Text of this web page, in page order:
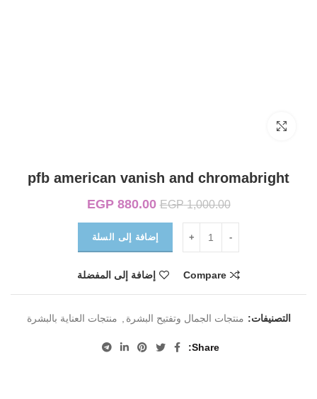
pfb american vanish and chromabright
EGP1,000.00
السعر الأصلي هو:
EGP 1,000.00.
EGP880.00
إضافة إلى السلة
Compare إضافة إلى المفضلة
التصنيفات: منتجات الجمال وتفتيح البشرة منتجات العناية بالبشرة
Share